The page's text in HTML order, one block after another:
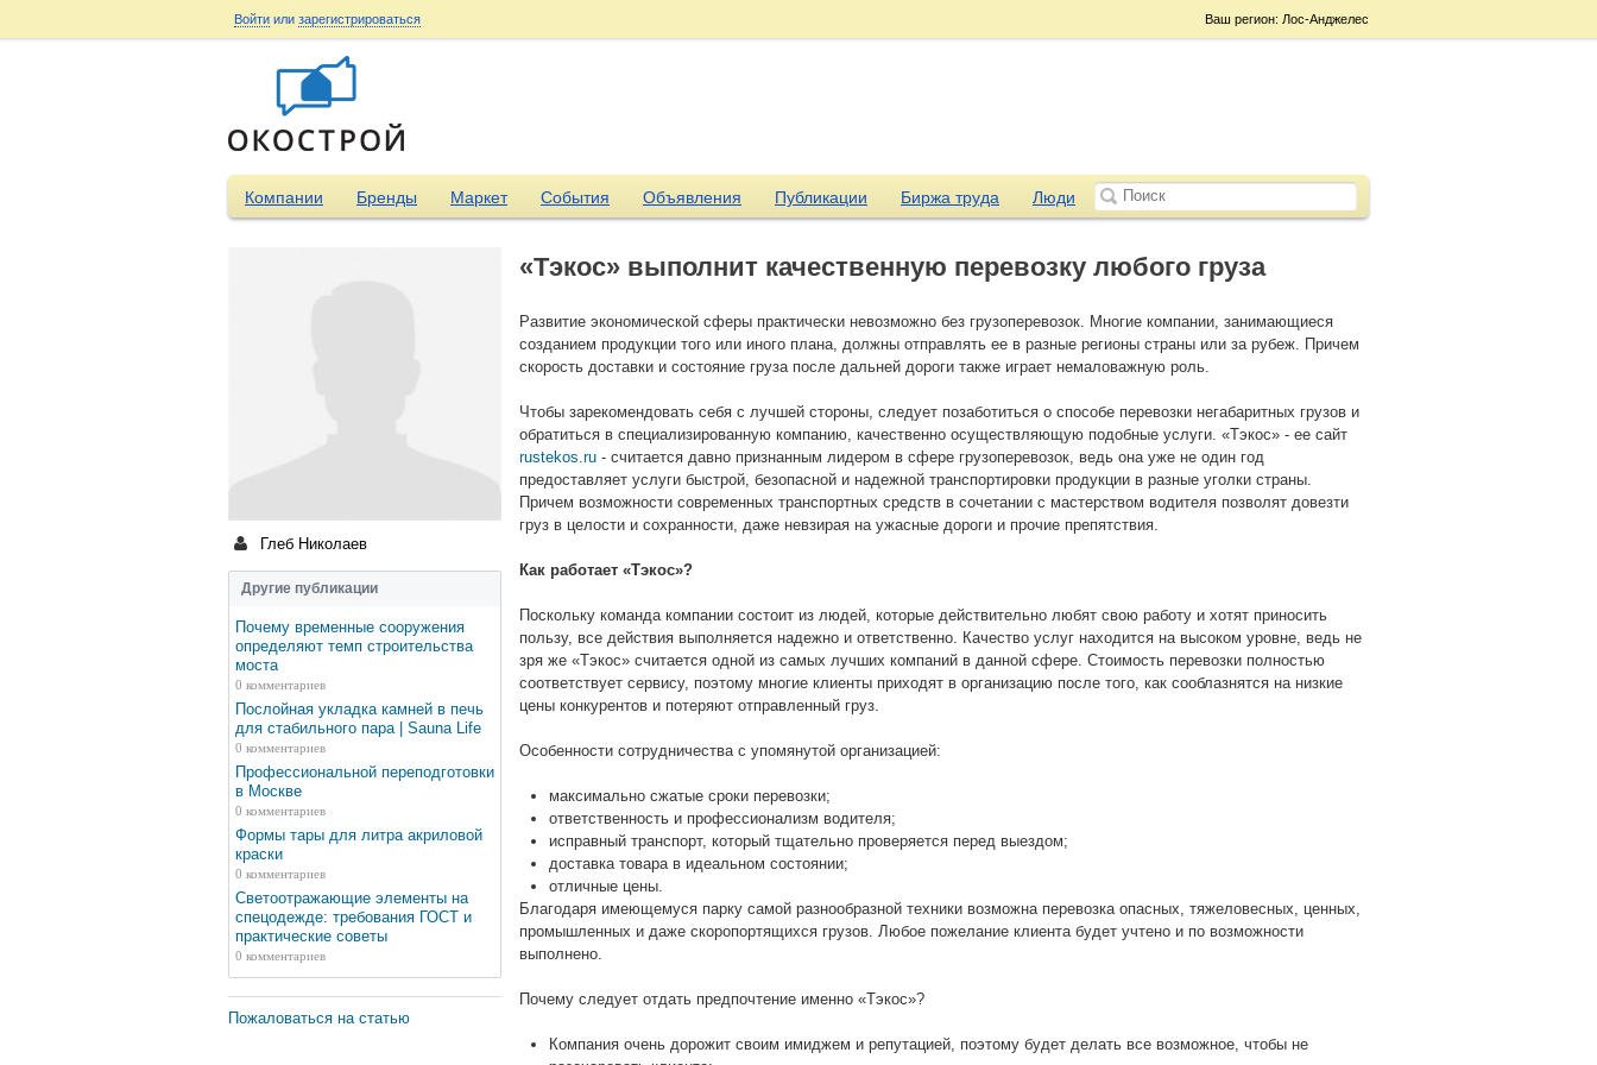
Ваш регион: Лос-Анджелес
Войти или зарегистрироваться
Компании Бренды Маркет События Объявления Публикации Биржа труда Люди
Глеб Николаев
Другие публикации
Почему временные сооружения
определяют темп строительства
моста
0 комментариев
Послойная укладка камней в печь
для стабильного пара | Sauna Life
0 комментариев
Профессиональной переподготовки
в Москве
0 комментариев
Формы тары для литра акриловой
краски
0 комментариев
Светоотражающие элементы на
спецодежде: требования ГОСТ и
практические советы
0 комментариев
Пожаловаться на статью
«Тэкос» выполнит качественную перевозку любого груза
Развитие экономической сферы практически невозможно без грузоперевозок. Многие компании, занимающиеся
созданием продукции того или иного плана, должны отправлять ее в разные регионы страны или за рубеж. Причем
скорость доставки и состояние груза после дальней дороги также играет немаловажную роль.
Чтобы зарекомендовать себя с лучшей стороны, следует позаботиться о способе перевозки негабаритных грузов и
обратиться в специализированную компанию, качественно осуществляющую подобные услуги. «Тэкос» - ее сайт
rustekos.ru - считается давно признанным лидером в сфере грузоперевозок, ведь она уже не один год
предоставляет услуги быстрой, безопасной и надежной транспортировки продукции в разные уголки страны.
Причем возможности современных транспортных средств в сочетании с мастерством водителя позволят довезти
груз в целости и сохранности, даже невзирая на ужасные дороги и прочие препятствия.
Как работает «Тэкос»?
Поскольку команда компании состоит из людей, которые действительно любят свою работу и хотят приносить
пользу, все действия выполняется надежно и ответственно. Качество услуг находится на высоком уровне, ведь не
зря же «Тэкос» считается одной из самых лучших компаний в данной сфере. Стоимость перевозки полностью
соответствует сервису, поэтому многие клиенты приходят в организацию после того, как сооблазнятся на низкие
цены конкурентов и потеряют отправленный груз.
Особенности сотрудничества с упомянутой организацией:
максимально сжатые сроки перевозки;
ответственность и профессионализм водителя;
исправный транспорт, который тщательно проверяется перед выездом;
доставка товара в идеальном состоянии;
отличные цены.
Благодаря имеющемуся парку самой разнообразной техники возможна перевозка опасных, тяжеловесных, ценных,
промышленных и даже скоропортящихся грузов. Любое пожелание клиента будет учтено и по возможности
выполнено.
Почему следует отдать предпочтение именно «Тэкос»?
Компания очень дорожит своим имиджем и репутацией, поэтому будет делать все возможное, чтобы не